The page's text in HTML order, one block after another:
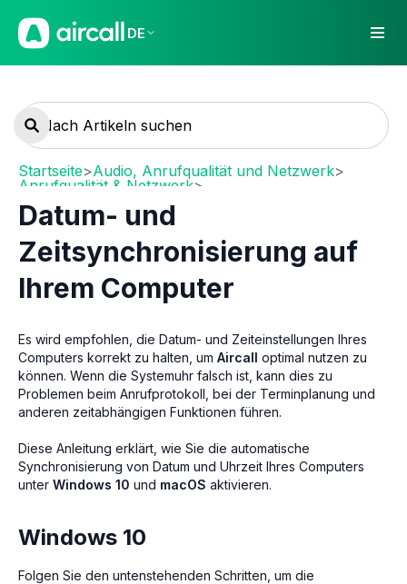
DE
Startseite>Audio, Anrufqualität und Netzwerk>
Anrufqualität & Netzwerk>
Datum- und
Zeitsynchronisierung auf
Ihrem Computer
Es wird empfohlen, die Datum- und Zeiteinstellungen Ihres
Computers korrekt zu halten, um Aircall optimal nutzen zu
können. Wenn die Systemuhr falsch ist, kann dies zu
Problemen beim Anrufprotokoll, bei der Terminplanung und
anderen zeitabhängigen Funktionen führen.
Diese Anleitung erklärt, wie Sie die automatische
Synchronisierung von Datum und Uhrzeit Ihres Computers
unter Windows 10 und macOS aktivieren.
Windows 10
Folgen Sie den untenstehenden Schritten, um die